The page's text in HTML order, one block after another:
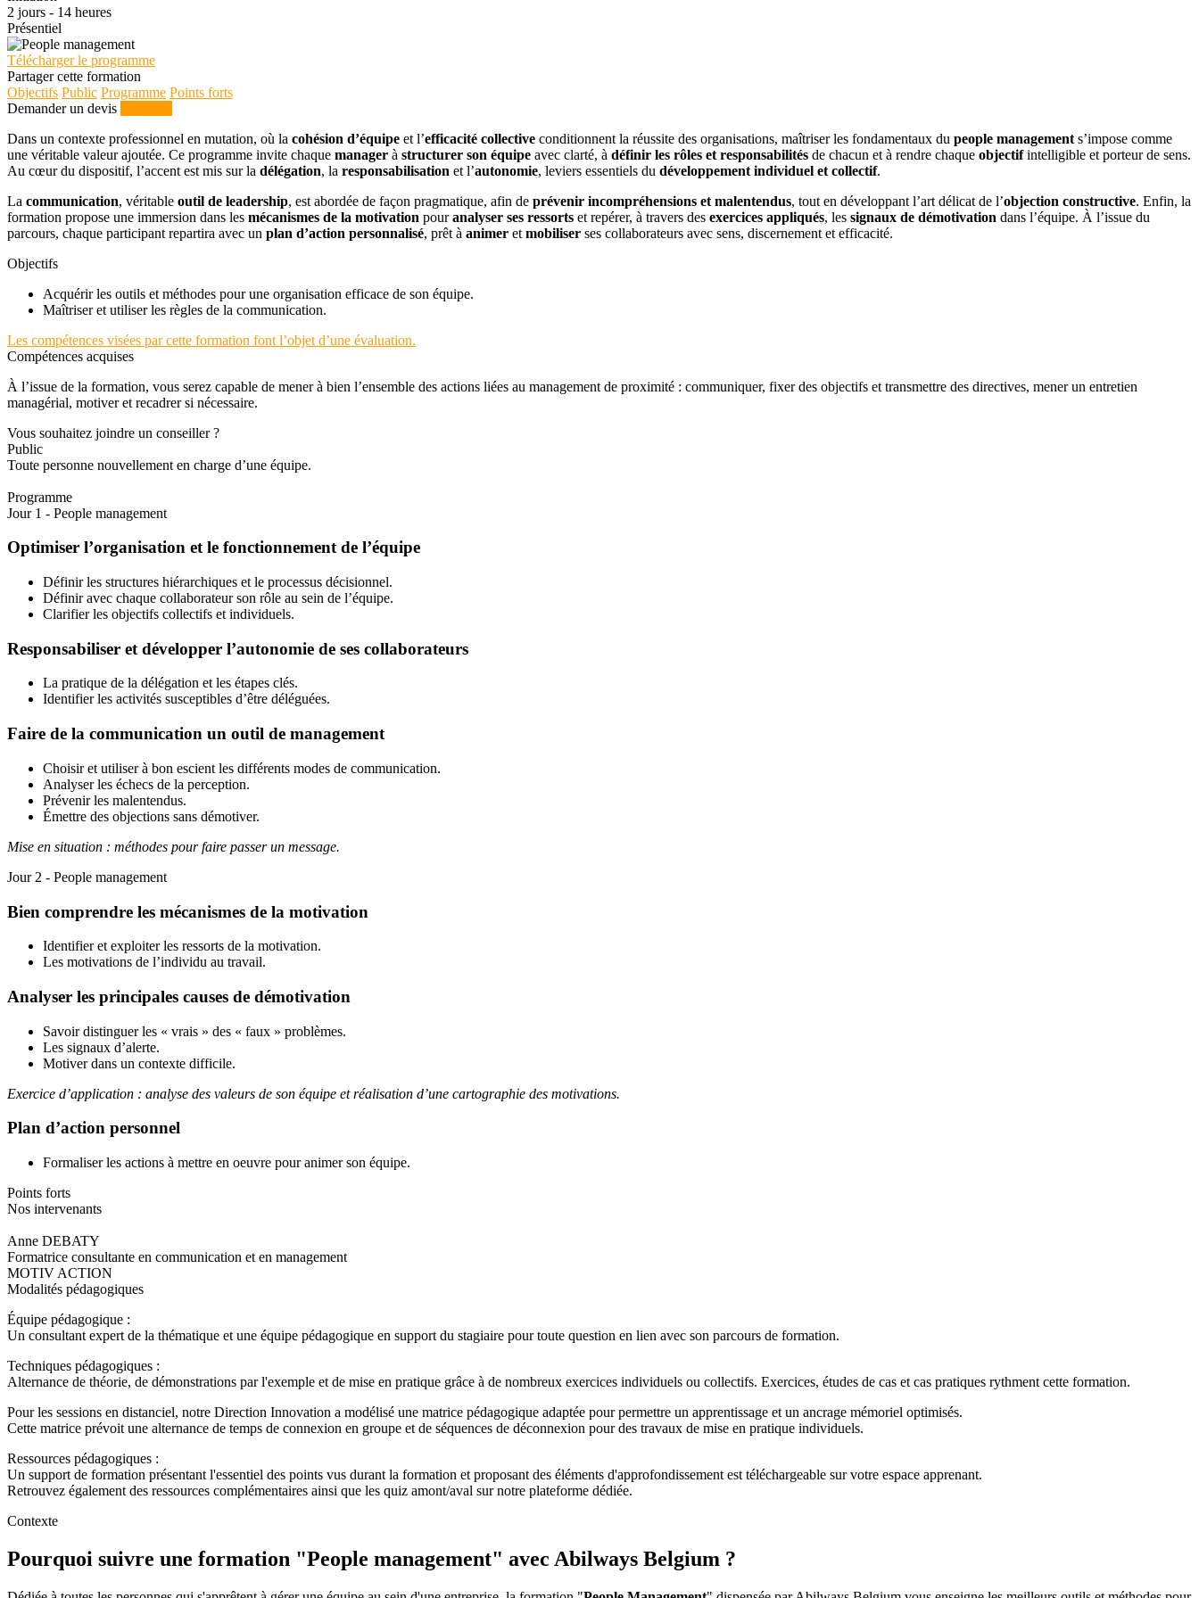
2 jours - 14 heures
Présentiel
Télécharger le programme
Partager cette formation
Objectifs Public Programme Points forts
Demander un devis
Dans un contexte professionnel en mutation, où la cohésion d’équipe et l’efficacité collective conditionnent la réussite des organisations, maîtriser les fondamentaux du people management s’impose comme
une véritable valeur ajoutée. Ce programme invite chaque manager à structurer son équipe avec clarté, à définir les rôles et responsabilités de chacun et à rendre chaque objectifintelligible et porteur de sens.
Au cœur du dispositif, l’accent est mis sur la délégation, la responsabilisation et l’autonomie, leviers essentiels du développement individuel et collectif.
La communication, véritable outil de leadership, est abordée de façon pragmatique, afin de prévenir incompréhensions et malentendus, tout en développant l’art délicat de l’objection constructive. Enfin, la
formation propose une immersion dans les mécanismes de la motivation pouranalyser ses ressorts et repérer, à travers des exercices appliqués, les signaux de démotivation dans l’équipe. À l’issue du
parcours, chaque participant repartira avec un plan d’action personnalisé, prêt à animer et mobiliser ses collaborateurs avec sens, discernement et efficacité.
Objectifs
Acquérir les outils et méthodes pour une organisation efficace de son équipe.
Maîtriser et utiliser les règles de la communication.
Les compétences visées par cette formation font l’objet d’une évaluation.
Compétences acquises
À l’issue de la formation, vous serez capable de mener à bien l’ensemble des actions liées au management de proximité : communiquer, fixer des objectifs et transmettre des directives, mener un entretien
managérial, motiver et recadrer si nécessaire.
Vous souhaitez joindre un conseiller ?
Public
Toute personne nouvellement en charge d’une équipe.
Programme
Jour 1 - People management
Optimiser l’organisation et le fonctionnement de l’équipe
Définir les structures hiérarchiques et le processus décisionnel.
Définir avec chaque collaborateur son rôle au sein de l’équipe.
Clarifier les objectifs collectifs et individuels.
Responsabiliser et développer l’autonomie de ses collaborateurs
La pratique de la délégation et les étapes clés.
Identifier les activités susceptibles d’être déléguées.
Faire de la communication un outil de management
Choisir et utiliser à bon escient les différents modes de communication.
Analyser les échecs de la perception.
Prévenir les malentendus.
Émettre des objections sans démotiver.
Mise en situation : méthodes pour faire passer un message.
Jour 2 - People management
Bien comprendre les mécanismes de la motivation
Identifier et exploiter les ressorts de la motivation.
Les motivations de l’individu au travail.
Analyser les principales causes de démotivation
Savoir distinguer les « vrais » des « faux » problèmes.
Les signaux d’alerte.
Motiver dans un contexte difficile.
Exercice d’application : analyse des valeurs de son équipe et réalisation d’une cartographie des motivations.
Plan d’action personnel
Formaliser les actions à mettre en oeuvre pour animer son équipe.
Points forts
Nos intervenants
Anne DEBATY
Formatrice consultante en communication et en management
MOTIV ACTION
Modalités pédagogiques
Équipe pédagogique :
Un consultant expert de la thématique et une équipe pédagogique en support du stagiaire pour toute question en lien avec son parcours de formation.
Techniques pédagogiques :
Alternance de théorie, de démonstrations par l'exemple et de mise en pratique grâce à de nombreux exercices individuels ou collectifs. Exercices, études de cas et cas pratiques rythment cette formation.
Pour les sessions en distanciel, notre Direction Innovation a modélisé une matrice pédagogique adaptée pour permettre un apprentissage et un ancrage mémoriel optimisés.
Cette matrice prévoit une alternance de temps de connexion en groupe et de séquences de déconnexion pour des travaux de mise en pratique individuels.
Ressources pédagogiques :
Un support de formation présentant l'essentiel des points vus durant la formation et proposant des éléments d'approfondissement est téléchargeable sur votre espace apprenant.
Retrouvez également des ressources complémentaires ainsi que les quiz amont/aval sur notre plateforme dédiée.
Contexte
Pourquoi suivre une formation "People management" avec Abilways Belgium ?